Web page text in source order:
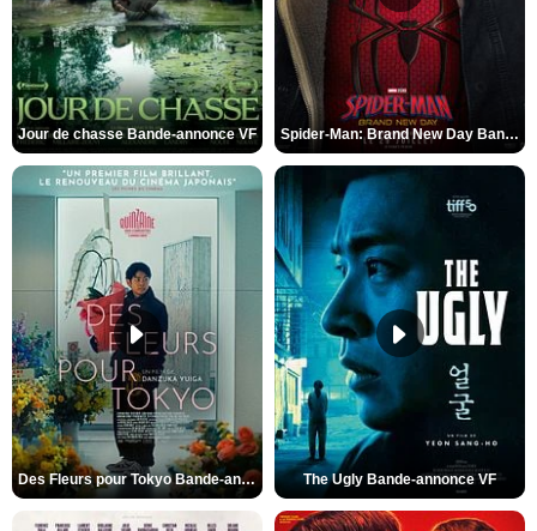
Jour de chasse Bande-annonce VF Spider-Man: Brand New Day Bande-annonce (3) VO STFR
Des Fleurs pour Tokyo Bande-annonce VO STFR The Ugly Bande-annonce VF